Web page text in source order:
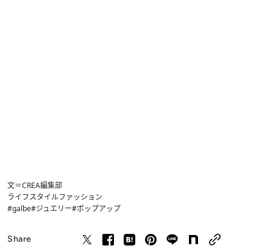
文＝CREA編集部
ライフスタイルファッション
#galbe#ジュエリー#ポップアップ
Share